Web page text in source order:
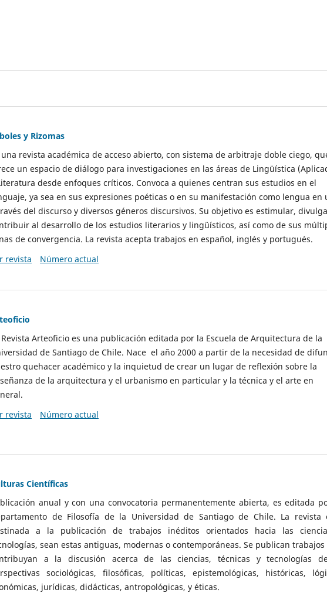
y Rizomas
una revista académica de acceso abierto, con sistema de arbitraje doble ciego,
un espacio de diálogo para investigaciones en las áreas de Lingüística
desde enfoques críticos. Convoca a quienes centran sus estudios en el
ya sea en sus expresiones poéticas o en su manifestación como lengua en
del discurso y diversos géneros discursivos. Su objetivo es estimular,
al desarrollo de los estudios literarios y lingüísticos, así como de sus
de convergencia. La revista acepta trabajos en español, inglés y portugués.
revista
Número actual
Revista Arteoficio es una publicación editada por la Escuela de Arquitectura de la
de Santiago de Chile. Nace el año 2000 a partir de la necesidad de
quehacer académico y la inquietud de crear un lugar de reflexión sobre la
de la arquitectura y el urbanismo en particular y la técnica y el arte en
revista
Número actual
Científicas
anual y con una convocatoria permanentemente abierta, es editada
de Filosofía de la Universidad de Santiago de Chile. La revista
a la publicación de trabajos inéditos orientados hacia las
sean estas antiguas, modernas o contemporáneas. Se publican
a la discusión acerca de las ciencias, técnicas y tecnologías
sociológicas, filosóficas, políticas, epistemológicas, históricas,
jurídicas, didácticas, antropológicas, y éticas.